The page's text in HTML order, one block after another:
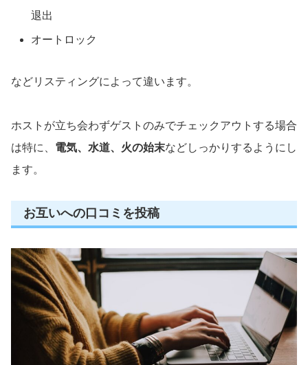
退出
オートロック
などリスティングによって違います。
ホストが立ち会わずゲストのみでチェックアウトする場合
は特に、 電気、水道、火の始末などしっかりするようにし
ます。
お互いへの口コミを投稿